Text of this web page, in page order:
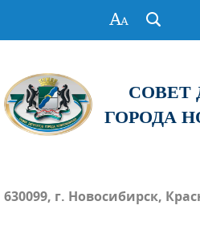
СОВЕТ
ГОРОДА
630099, г. Новосибирск,